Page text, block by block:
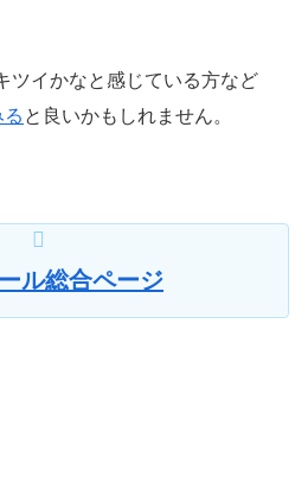
ツイかなと感じている方など
と良いかもしれません。
ル総合ページ